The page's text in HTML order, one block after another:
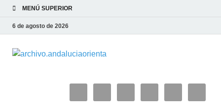
MENÚ SUPERIOR
6 de agosto de 2026